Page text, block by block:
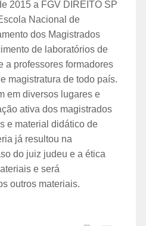
2015 a FGV DIREITO SP
Nacional de
dos Magistrados
de laboratórios de
a professores formadores
magistratura de todo país.
em diversos lugares e
ativa dos magistrados
e material didático de
já resultou na
do juiz judeu e a ética
e será
outros materiais.